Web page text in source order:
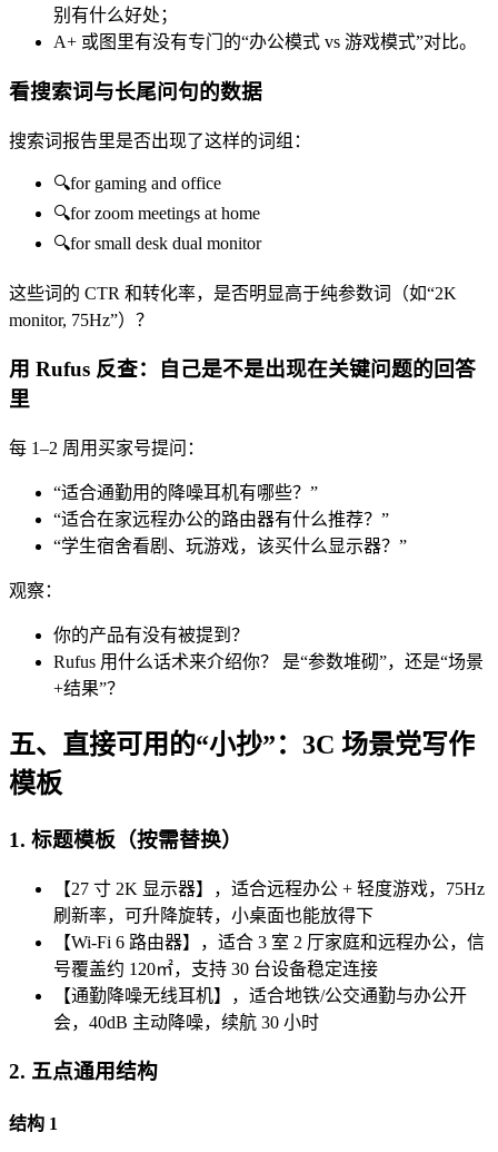
别有什么好处；
A+ 或图里有没有专门的“办公模式 vs 游戏模式”对比。
看搜索词与长尾问句的数据
搜索词报告里是否出现了这样的词组：
🔍for gaming and office
🔍for zoom meetings at home
🔍for small desk dual monitor
这些词的 CTR 和转化率，是否明显高于纯参数词（如“2K
monitor, 75Hz”）？
用 Rufus 反查：自己是不是出现在关键问题的回答
里
每 1–2 周用买家号提问：
“适合通勤用的降噪耳机有哪些？”
“适合在家远程办公的路由器有什么推荐？”
“学生宿舍看剧、玩游戏，该买什么显示器？”
观察：
你的产品有没有被提到？
Rufus 用什么话术来介绍你？ 是“参数堆砌”，还是“场景
+结果”？
五、直接可用的“小抄”：3C 场景党写作
模板
1. 标题模板（按需替换）
【27 寸 2K 显示器】，适合远程办公 + 轻度游戏，75Hz
刷新率，可升降旋转，小桌面也能放得下
【Wi‑Fi 6 路由器】，适合 3 室 2 厅家庭和远程办公，信
号覆盖约 120㎡，支持 30 台设备稳定连接
【通勤降噪无线耳机】，适合地铁/公交通勤与办公开
会，40dB 主动降噪，续航 30 小时
2. 五点通用结构
结构 1